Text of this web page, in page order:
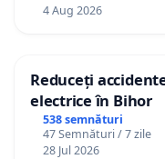
4 Aug 2026
Reduceți
electrice în Bihor
538 semnături
47 Semnături / 7 zile
28 Jul 2026